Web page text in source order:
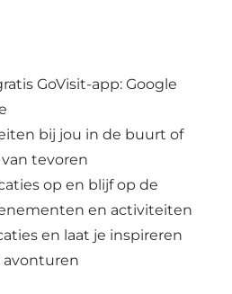
GoVisit-app: Google
bij jou in de buurt of
tevoren
op en blijf op de
en activiteiten
en laat je inspireren
avonturen